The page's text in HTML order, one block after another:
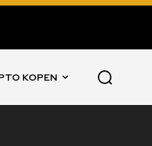
KOPEN